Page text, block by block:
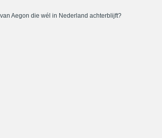
Aegon die wél in Nederland achterblijft?